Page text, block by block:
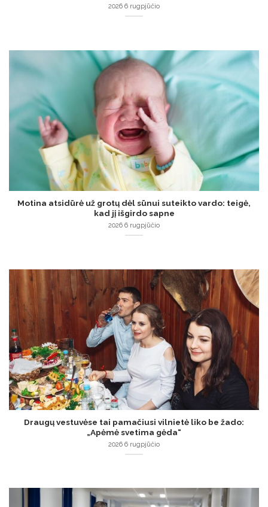
2026 6 rugpjūčio
Motina atsidūrė už grotų dėl sūnui suteikto vardo: teigė,
kad jį išgirdo sapne
2026 6 rugpjūčio
Draugų vestuvėse tai pamačiusi vilnietė liko be žado:
„Apėmė svetima gėda“
2026 6 rugpjūčio